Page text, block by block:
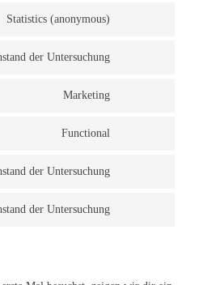
Statistics (anonymous)
der Untersuchung
Marketing
Functional
der Untersuchung
der Untersuchung